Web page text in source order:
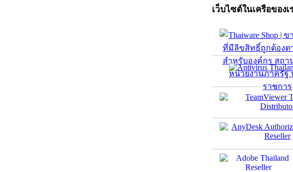
เว็บไซต์ในเครือของเ